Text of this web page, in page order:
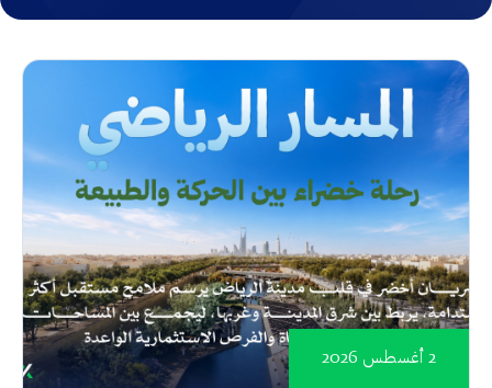
2 أغسطس 2026